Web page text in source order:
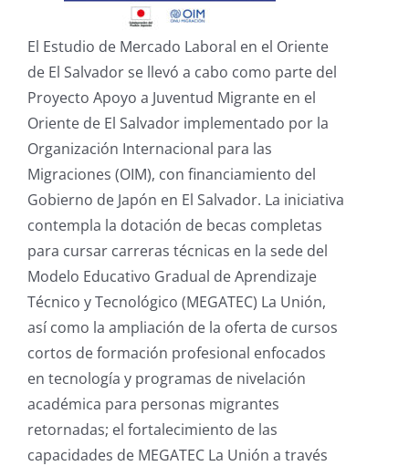
El Estudio de Mercado Laboral en el Oriente
de El Salvador se llevó a cabo como parte del
Proyecto Apoyo a Juventud Migrante en el
Oriente de El Salvador implementado por la
Organización Internacional para las
Migraciones (OIM), con financiamiento del
Gobierno de Japón en El Salvador. La iniciativa
contempla la dotación de becas completas
para cursar carreras técnicas en la sede del
Modelo Educativo Gradual de Aprendizaje
Técnico y Tecnológico (MEGATEC) La Unión,
así como la ampliación de la oferta de cursos
cortos de formación profesional enfocados
en tecnología y programas de nivelación
académica para personas migrantes
retornadas; el fortalecimiento de las
capacidades de MEGATEC La Unión a través